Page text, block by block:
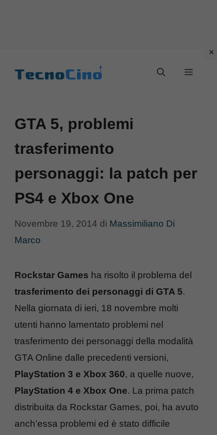
Menu
GTA 5, problemi
trasferimento
personaggi: la patch per
PS4 e Xbox One
Novembre 19, 2014 di Massimiliano Di
Marco
Rockstar Games ha risolto il problema del
trasferimento dei personaggi di GTA 5.
Nella giornata di ieri, 18 novembre molti
utenti hanno lamentato problemi nel
trasferimento dei personaggi della modalità
GTA Online dalle precedenti versioni,
PlayStation 3 e Xbox 360, a quelle nuove,
PlayStation 4 e Xbox One. La prima patch
distribuita da Rockstar Games, poi, ha avuto
anch’essa problemi ed è stato difficile